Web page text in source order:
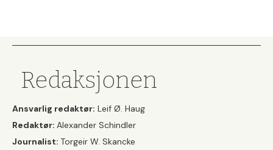
Redaksjonen
Ansvarlig redaktør: Leif Ø. Haug
Redaktør: Alexander Schindler
Journalist: Torgeir W. Skancke